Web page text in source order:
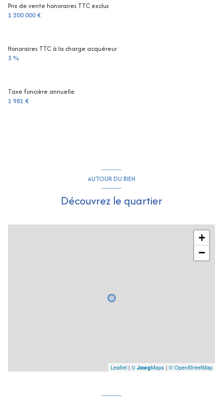
Prix de vente honoraires TTC exclus
1 200 000 €
Honoraires TTC à la charge acquéreur
5 %
Taxe foncière annuelle
1 981 €
AUTOUR DU BIEN
Découvrez le quartier
+
−
Leaflet | © JawgMaps | © OpenStreetMap